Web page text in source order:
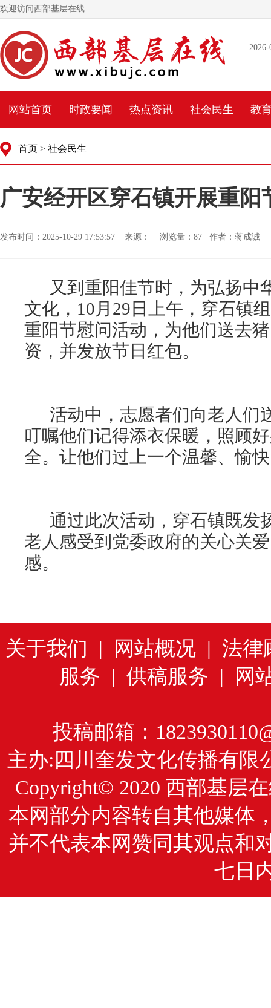
欢迎访问西部基层在线
2026-
网站首页 时政要闻 热点资讯 社会民生 教
首页 > 社会民生
广安经开区穿石镇开展重阳
发布时间：2025-10-29 17:53:57 来源： 浏览量： 87 作者：蒋成诚
又到重阳佳节时，为弘扬中
文化，10月29日上午，穿石镇
重阳节慰问活动，为他们送去
资，并发放节日红包。
活动中，志愿者们向老人们
叮嘱他们记得添衣保暖，照顾
全。让他们过上一个温馨、愉
通过此次活动，穿石镇既发
老人感受到党委政府的关心关
感。
关于我们 | 网站概况| 法律
服务 | 供稿服务 | 网
投稿邮箱：
主办:四川奎发文化传播有
Copyright© 2020 西部基层
本网部分内容转自其他媒体
并不代表本网赞同其观点和
七日